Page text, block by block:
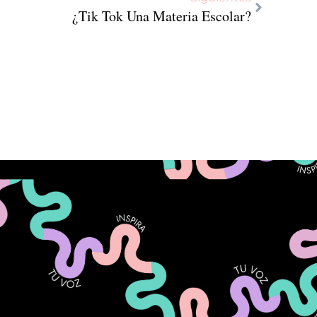
¿Tik Tok Una Materia Escolar?